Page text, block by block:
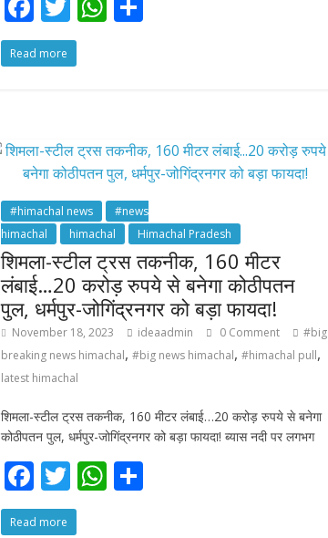
ac
e
o
k
w
itt
p
p
Read more
#himachal news
#news
himachal
himachal Himachal Pradesh
शिमला-स्टील ट्रस तकनीक, 160 मीटर
लंबाई…20 करोड़ रुपये से बनेगा कोठीपतन
पुल, धर्मपुर-जोगिंद्रनगर को बड़ा फायदा!
November 18, 2023 ideaadmin 0 Comment
#big
breaking news himachal,#big news himachal,#himachal pull,
latest himachal
शिमला-स्टील ट्रस तकनीक, 160 मीटर लंबाई…20 करोड़ रुपये से बनेगा
कोठीपतन पुल, धर्मपुर-जोगिंद्रनगर को बड़ा फायदा! ब्यास नदी पर लगभग
F
ac
T
w
W
Read more